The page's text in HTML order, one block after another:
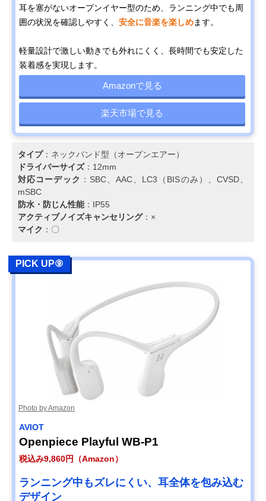
耳を塞がないオープンイヤー型のため、ランニング中でも周
囲の状況を確認しやすく、 安全に音楽を楽しめます。
軽量設計で激しい動きでも外れにくく、長時間でも安定した
装着感を実現します。
Amazonで見る
楽天市場で見る
タイプ：ネックバンド型（オープンエアー）
ドライバーサイズ：12mm
対応コーデック ：SBC、AAC、LC3（BISのみ）、CVSD、
mSBC
防水・防じん性能：IP55
アクティブノイズキャンセリング：×
マイク ：〇
PICK UP⑨
Photo by Amazon
AVIOT
Openpiece Playful WB-P1
税込み9,860円（Amazon）
ランニング中もズレにくい、耳全体を包み込む
デザイン